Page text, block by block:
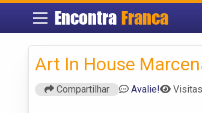
Encontra Franca
Art In House
Compartilhar Avalie!